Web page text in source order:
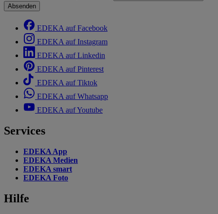
Absenden
EDEKA auf Facebook
EDEKA auf Instagram
EDEKA auf Linkedin
EDEKA auf Pinterest
EDEKA auf Tiktok
EDEKA auf Whatsapp
EDEKA auf Youtube
Services
EDEKA App
EDEKA Medien
EDEKA smart
EDEKA Foto
Hilfe